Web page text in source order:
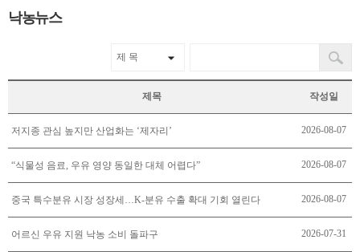
낙농뉴스
제목 작성일
저지종 관심 높지만 산업화는 ‘제자리’ 2026-08-07
“식물성 음료, 우유 영양 동일한 대체 어렵다” 2026-08-07
중국 특수분유 시장 성장세…K-분유 수출 확대 기회 열린다 2026-08-07
어르신 우유 지원 낙농 소비 돌파구 2026-07-31